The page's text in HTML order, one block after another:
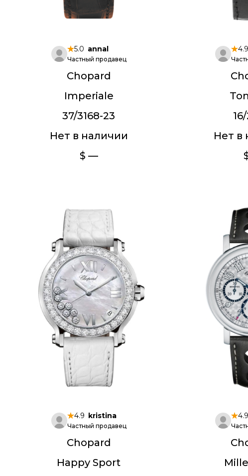
5.0 annal
Частный продавец
Chopard
Imperiale
37/3168-23
Нет в наличии
$ —
4.9
Нет в
4.9 kristina
Частный продавец
Chopard
Happy Sport
4.9